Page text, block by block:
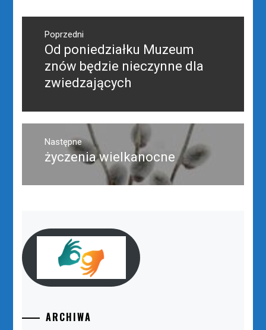
Nawigacja
wpisuPoprzedni
Poprzedni
wpis:
Od poniedziałku Muzeum
znów będzie nieczynne dla
zwiedzających
Następne
Następny
życzenia wielkanocne
ARCHIWA